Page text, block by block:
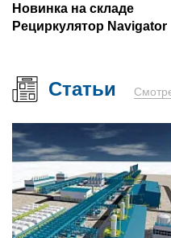
Новинка на складе
Рециркулятор Navigator
Статьи